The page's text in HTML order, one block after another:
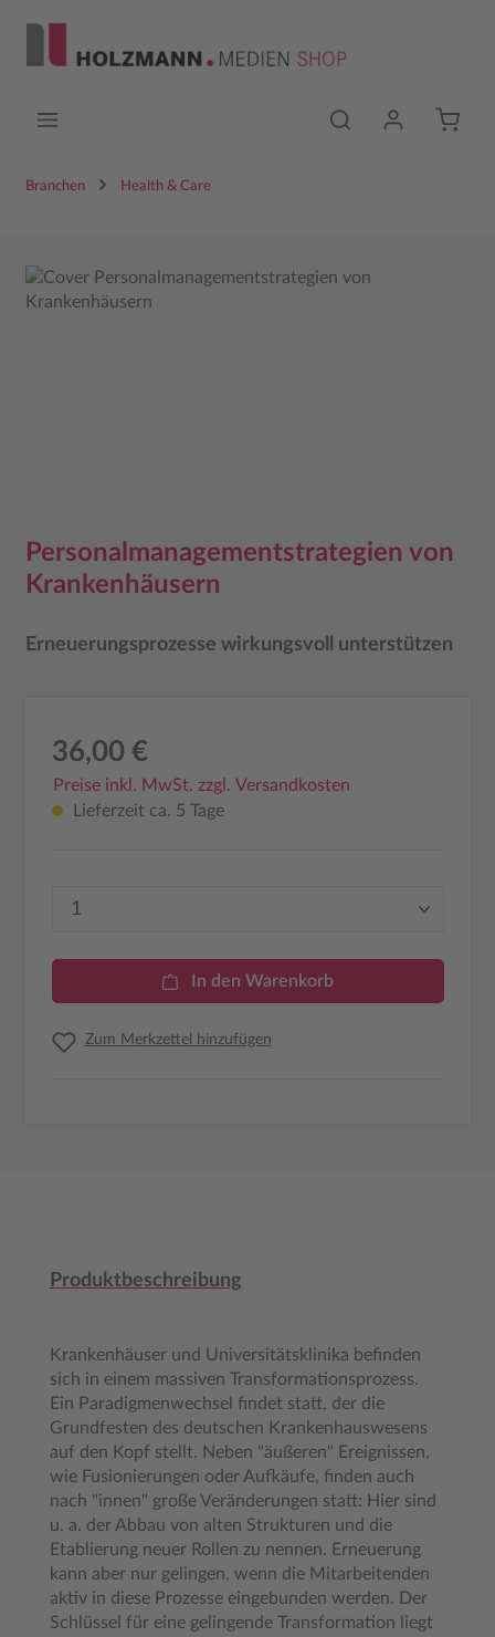
Branchen Health & Care
Bildergalerie überspringen
Personalmanagementstrategien von
Krankenhäusern
Erneuerungsprozesse wirkungsvoll unterstützen
36,00 €
Preise inkl. MwSt. zzgl. Versandkosten
Lieferzeit ca. 5 Tage
Produkt Anzahl: Gib den gewünschten
In den Warenkorb
Zum Merkzettel hinzufügen
Produktbeschreibung
Krankenhäuser und Universitätsklinika befinden
sich in einem massiven Transformationsprozess.
Ein Paradigmenwechsel findet statt, der die
Grundfesten des deutschen Krankenhauswesens
auf den Kopf stellt. Neben "äußeren" Ereignissen,
wie Fusionierungen oder Aufkäufe, finden auch
nach "innen" große Veränderungen statt: Hier sind
u. a. der Abbau von alten Strukturen und die
Etablierung neuer Rollen zu nennen. Erneuerung
kann aber nur gelingen, wenn die Mitarbeitenden
aktiv in diese Prozesse eingebunden werden. Der
Schlüssel für eine gelingende Transformation liegt